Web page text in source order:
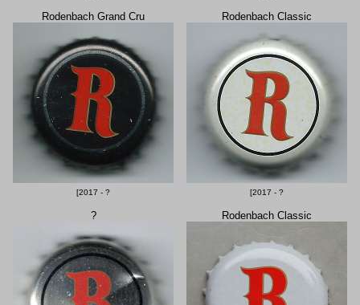
Rodenbach Grand Cru
[2017 - ?
Rodenbach Classic
[2017 - ?
? Rodenbach Classic